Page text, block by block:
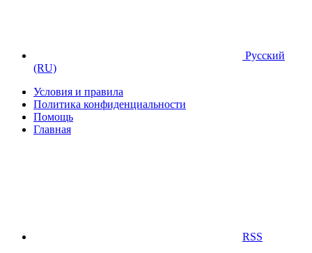
Русский
(RU)
Условия и правила
Политика конфиденциальности
Помощь
Главная
RSS